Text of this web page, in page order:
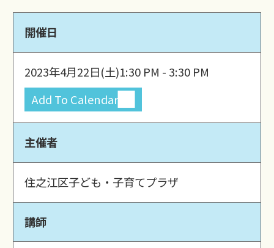
開催日
2023年4月22日(土)1:30 PM - 3:30 PM
Add To Calendar
主催者
住之江区子ども・子育てプラザ
講師